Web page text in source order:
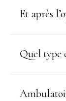
Et après
Quel type